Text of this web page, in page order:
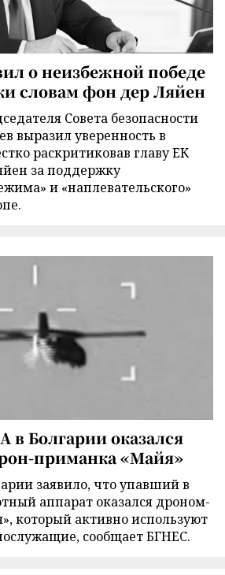
о неизбежной победе
словам фон дер Ляйен
Совета безопасности
выразил уверенность в
раскритиковав главу ЕК
за поддержку
и «наплевательского»
Болгарии оказался
приманка «Майя»
заявило, что упавший в
аппарат оказался дроном-
который активно используют
сообщает БГНЕС.